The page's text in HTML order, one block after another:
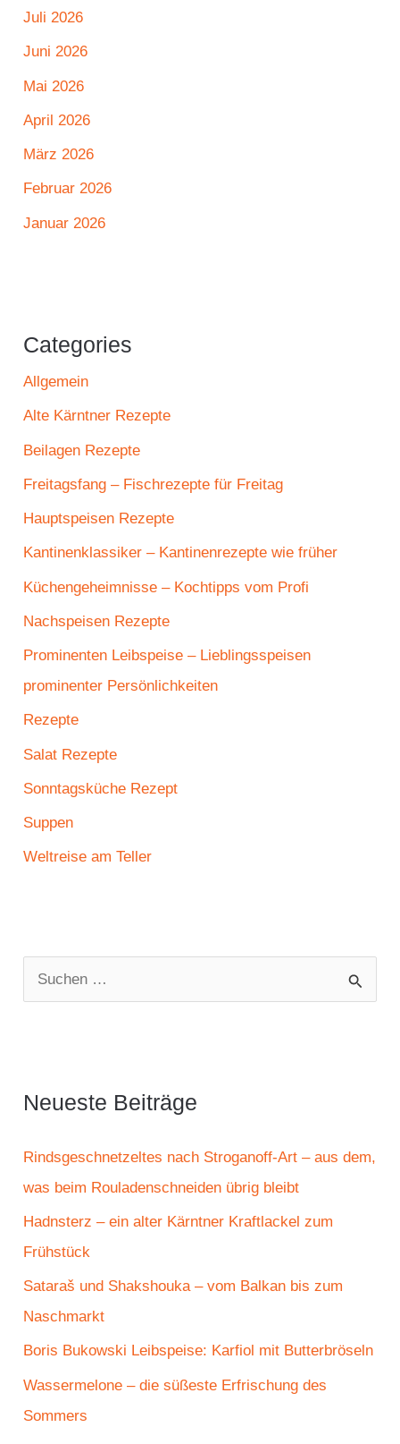
Juli 2026
Juni 2026
Mai 2026
April 2026
März 2026
Februar 2026
Januar 2026
Categories
Allgemein
Alte Kärntner Rezepte
Beilagen Rezepte
Freitagsfang – Fischrezepte für Freitag
Hauptspeisen Rezepte
Kantinenklassiker – Kantinenrezepte wie früher
Küchengeheimnisse – Kochtipps vom Profi
Nachspeisen Rezepte
Prominenten Leibspeise – Lieblingsspeisen
prominenter Persönlichkeiten
Rezepte
Salat Rezepte
Sonntagsküche Rezept
Suppen
Weltreise am Teller
u
e
n
a
c
h
Neueste Beiträge
Rindsgeschnetzeltes nach Stroganoff-Art – aus dem,
was beim Rouladenschneiden übrig bleibt
Hadnsterz – ein alter Kärntner Kraftlackel zum
Frühstück
Sataraš und Shakshouka – vom Balkan bis zum
Naschmarkt
Boris Bukowski Leibspeise: Karfiol mit Butterbröseln
Wassermelone – die süßeste Erfrischung des
Sommers